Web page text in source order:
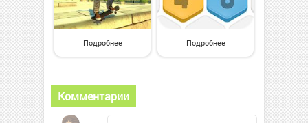
Подробнее Подробнее
Комментарии